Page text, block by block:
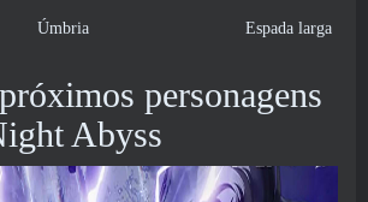
Úmbria Espada larga
personagens
Abyss